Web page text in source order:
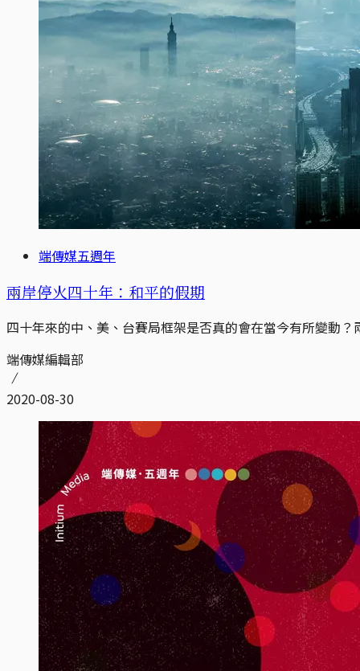
端傳媒五週年
兩岸停火四十年：和平的假期
四十年來的中、美、台賽局框架是否真的會在當今有所變動
端傳媒編輯部
2020-08-30